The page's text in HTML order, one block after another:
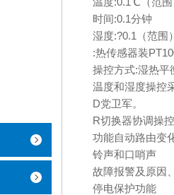
时间:0.1分钟
湿度:?0.1（范围
:热传感器装
操控方式:湿热平
温度和湿度操控
D党卫军。
R切换器协调操
功能自动路由变
铃声和口哨声
故障报警及原因
停电保护功能